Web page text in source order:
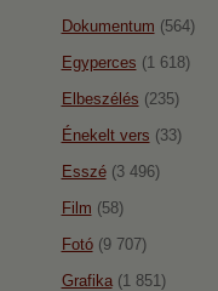
Dokumentum (564)
Egyperces (1 618)
Elbeszélés (235)
Énekelt vers (33)
Esszé(3 496)
Film (58)
Fotó(9 707)
Grafika(1 851)